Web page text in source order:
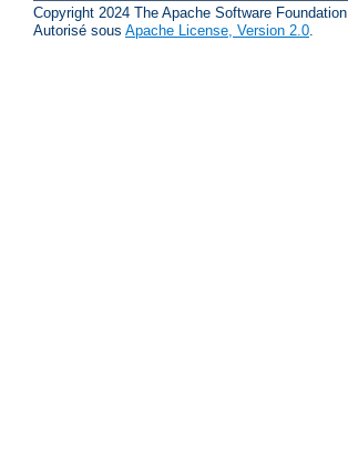
Copyright 2024 The Apache Software Foundation.
Autorisé sous Apache License, Version 2.0